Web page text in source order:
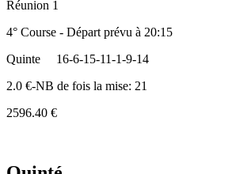
Réunion 1
4° Course - Départ prévu à 20:15
Quinte
16-6-15-11-1-9-14
2.0 €-NB de fois la mise: 21
2596.40 €